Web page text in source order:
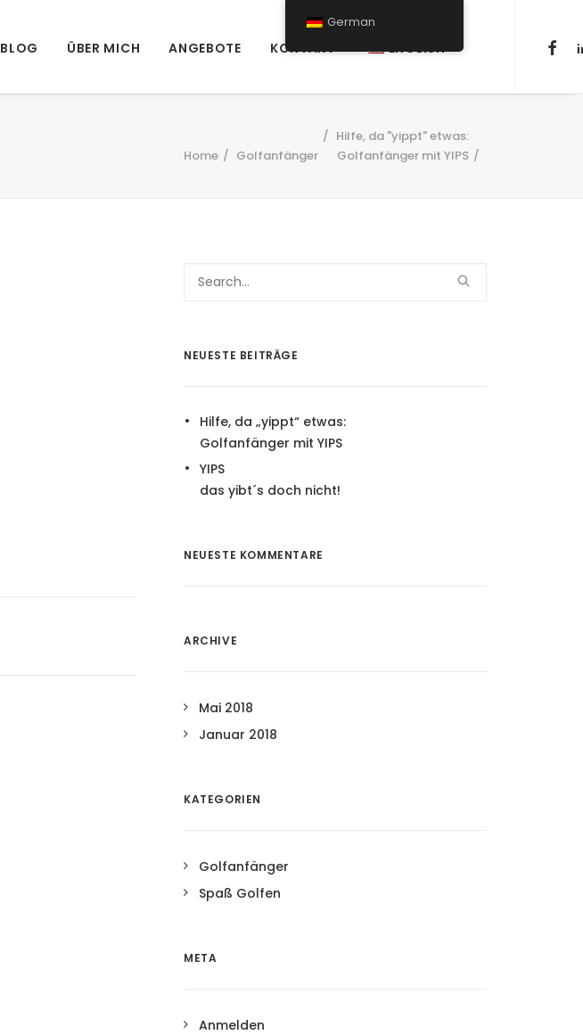
BLOG ÜBER MICH ANGEBOTE KONTAKT ENGLISH
Home Golfanfänger
Hilfe, da "yippt" etwas:
Golfanfänger mit YIPS
NEUESTE BEITRÄGE
Hilfe, da „yippt“ etwas:
Golfanfänger mit YIPS
YIPS
das yibt´s doch nicht!
NEUESTE KOMMENTARE
ARCHIVE
Mai 2018
Januar 2018
KATEGORIEN
Golfanfänger
Spaß Golfen
META
Anmelden
German